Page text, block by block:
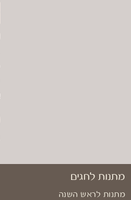
מתנות לחגים
מתנות לראש השנה